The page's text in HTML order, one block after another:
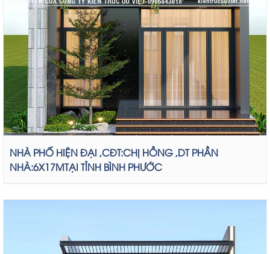
NHÀ PHỐ HIỆN ĐẠI ,CĐT:CHỊ HỒNG ,DT PHẦN
NHÀ:6X17MTẠI TỈNH BÌNH PHƯỚC